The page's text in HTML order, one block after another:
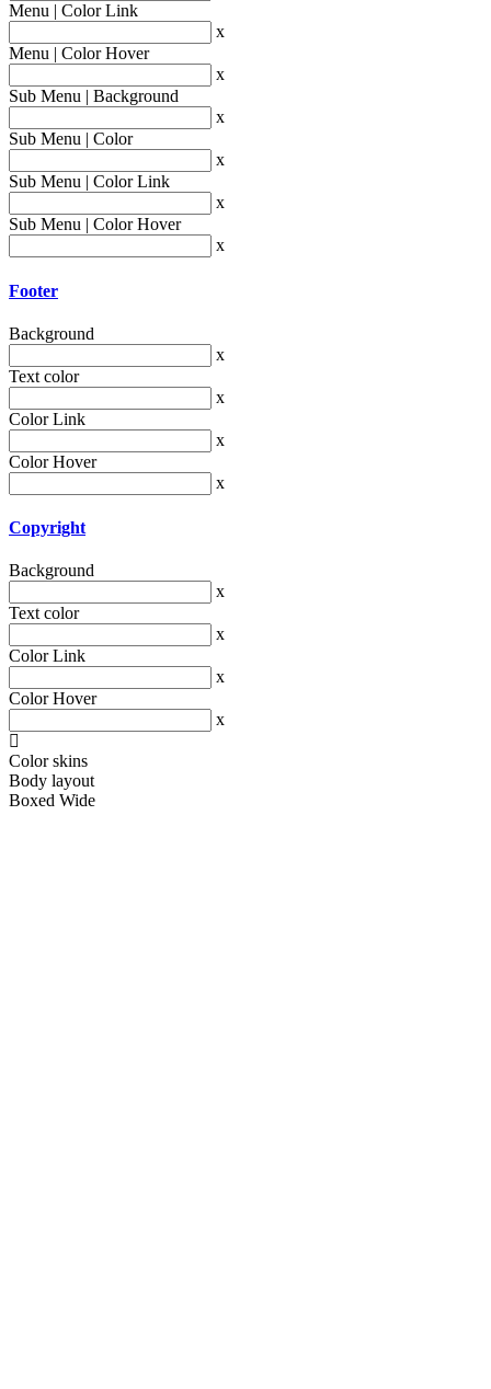
Menu | Color Link
x
Menu | Color Hover
x
Sub Menu | Background
x
Sub Menu | Color
x
Sub Menu | Color Link
x
Sub Menu | Color Hover
x
Footer
Background
x
Text color
x
Color Link
x
Color Hover
x
Copyright
Background
x
Text color
x
Color Link
x
Color Hover
x
Color skins
Body layout
Boxed Wide